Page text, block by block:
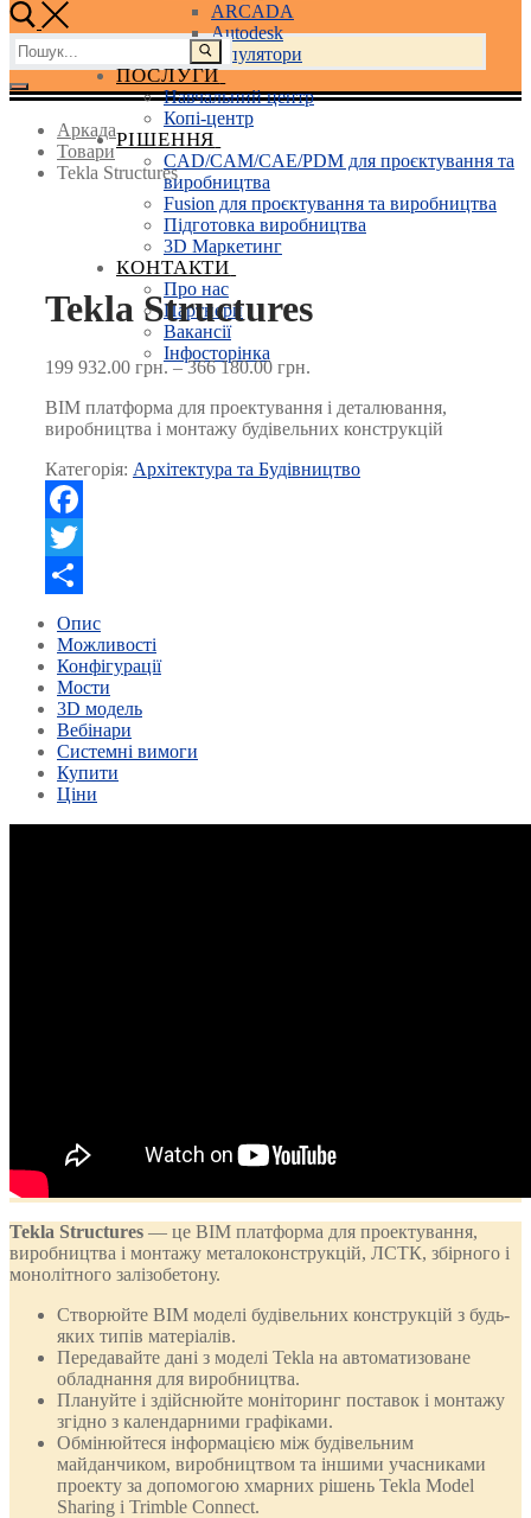
ARCADA
Autodesk
3D маніпулятори
ПОСЛУГИ
Навчальний центр
Копі-центр
РІШЕННЯ
CAD/CAM/CAE/PDM для проєктування та
виробництва
Fusion для проєктування та виробництва
Підготовка виробництва
3D Маркетинг
КОНТАКТИ
Про нас
Партнери
Вакансії
Інфосторінка
Пошук:
Аркада
Товари
Tekla Structures
Tekla Structures
199 932.00 грн. – 366 180.00 грн.
199 932.00 грн.
through
BIM платформа для проектування і деталювання,
виробництва і монтажу будівельних конструкцій
Категорія: Архітектура та Будівництво
Facebook
Twitter
Поділитися
Опис
Можливості
Конфігурації
Мости
3D модель
Вебінари
Системні вимоги
Купити
Ціни
Tekla Structures — це BIM платформа для проектування,
виробництва і монтажу металоконструкцій, ЛСТК, збірного і
монолітного залізобетону.
Створюйте BIM моделі будівельних конструкцій з будь-
яких типів матеріалів.
Передавайте дані з моделі Tekla на автоматизоване
обладнання для виробництва.
Плануйте і здійснюйте моніторинг поставок і монтажу
згідно з календарними графіками.
Обмінюйтеся інформацією між будівельним
майданчиком, виробництвом та іншими учасниками
проекту за допомогою хмарних рішень Tekla Model
Sharing і Trimble Connect.